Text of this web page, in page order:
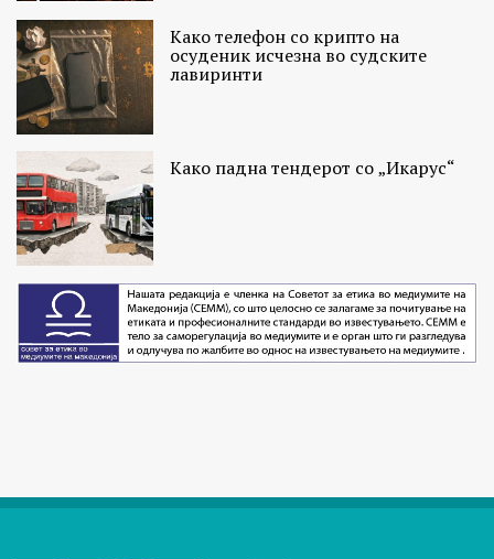
Како телефон со крипто на
осуденик исчезна во судските
лавиринти
Како падна тендерот со „Икарус“